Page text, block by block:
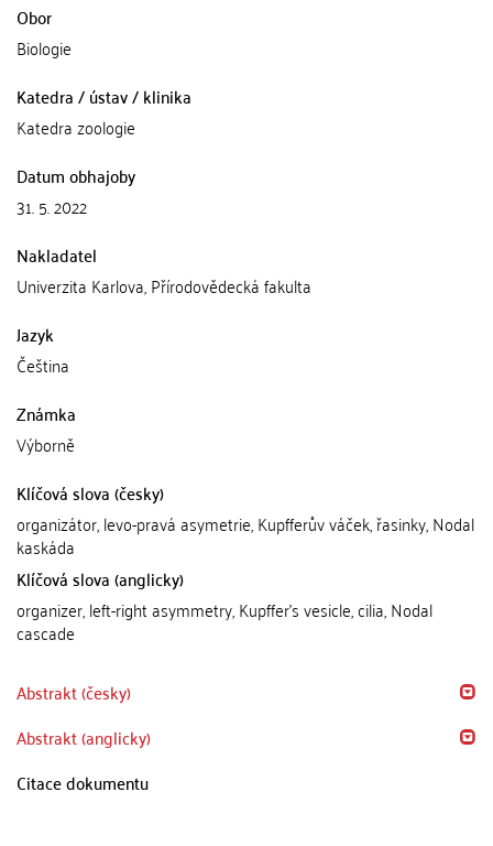
Obor
Biologie
Katedra / ústav / klinika
Katedra zoologie
Datum obhajoby
31. 5. 2022
Nakladatel
Univerzita Karlova, Přírodovědecká fakulta
Jazyk
Čeština
Známka
Výborně
Klíčová slova (česky)
organizátor, levo-pravá asymetrie, Kupfferův váček, řasinky, Nodal
kaskáda
Klíčová slova (anglicky)
organizer, left-right asymmetry, Kupffer's vesicle, cilia, Nodal
cascade
Abstrakt (česky)
Abstrakt (anglicky)
Citace dokumentu